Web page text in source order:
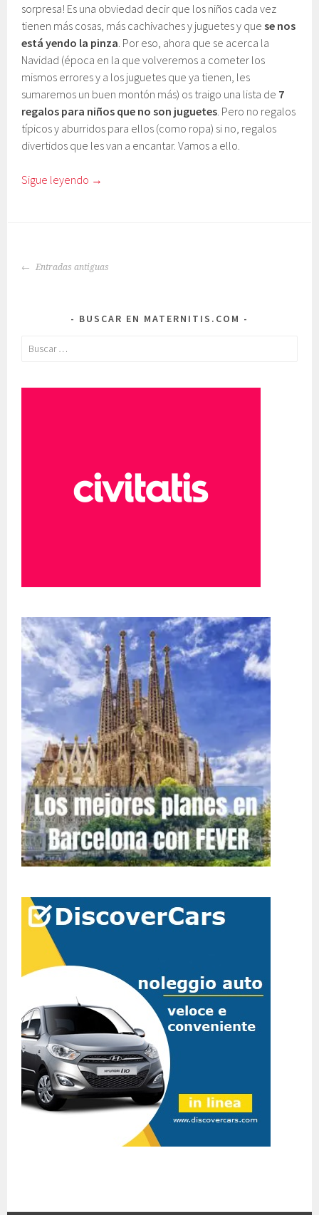
sorpresa! Es una obviedad decir que los niños cada vez
tienen más cosas, más cachivaches y juguetes y quese nos
está yendo la pinza . Por eso, ahora que se acerca la
Navidad (época en la que volveremos a cometer los
mismos errores y a los juguetes que ya tienen, les
sumaremos un buen montón más) os traigo una lista de 7
regalos para niños que no son juguetes . Pero no regalos
típicos y aburridos para ellos (como ropa) si no, regalos
divertidos que les van a encantar. Vamos a ello.
Sigue leyendo →
IR
ENTRADAS
Entradas antiguas
BUSCAR EN MATERNITIS.COM
Buscar: